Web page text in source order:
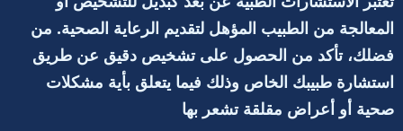
المعالجة من الطبيب المؤهل لتقديم الرعاية الصحية. من
فضلك، تأكد من الحصول على تشخيص دقيق عن طريق
استشارة طبيبك الخاص وذلك فيما يتعلق بأية مشكلات
صحية أو أعراض مقلقة تشعر بها